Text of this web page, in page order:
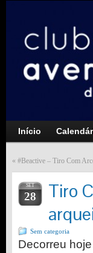
Início
« #Beactive – Tiro Com
SET
28
Tiro
Sem categoria
Decorreu